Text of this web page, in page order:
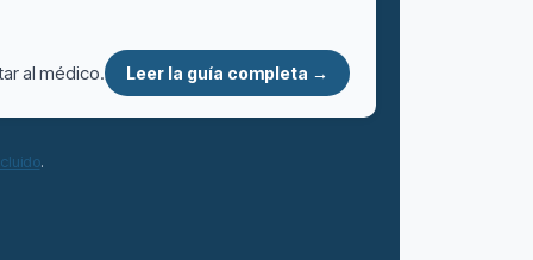
al médico. Leer la guía completa →
.